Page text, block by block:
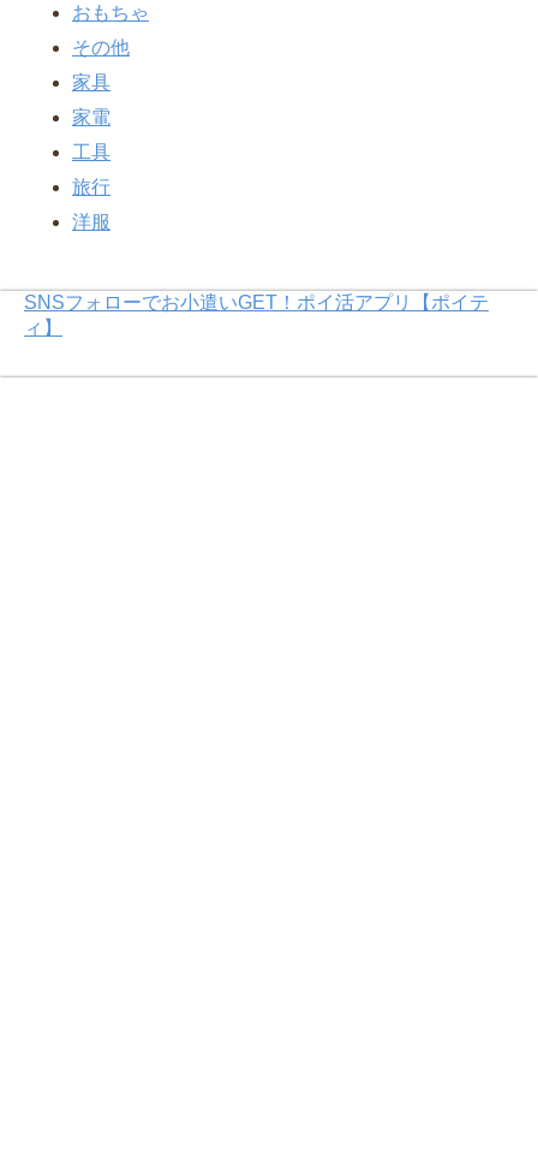
おもちゃ
その他
家具
家電
工具
旅行
洋服
SNSフォローでお小遣いGET！ポイ活アプリ【ポイテ
ィ】